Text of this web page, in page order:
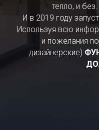
тепло, и
И в 2019 году
Используя всю
и пожелания
дизайнерские)